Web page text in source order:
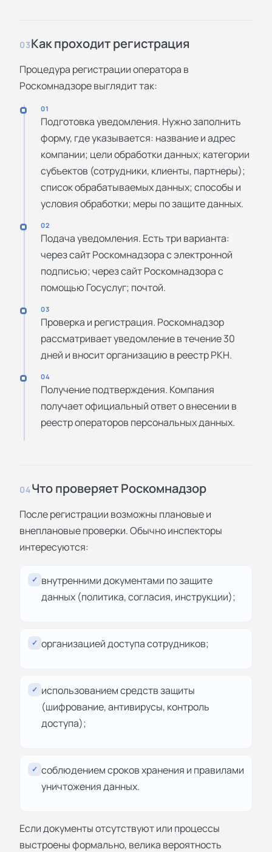
03Как проходит регистрация
Процедура регистрации оператора в
Роскомнадзоре выглядит так:
01
Подготовка уведомления. Нужно заполнить
форму, где указывается: название и адрес
компании; цели обработки данных; категории
субъектов (сотрудники, клиенты, партнеры);
список обрабатываемых данных; способы и
условия обработки; меры по защите данных.
02
Подача уведомления. Есть три варианта:
через сайт Роскомнадзора с электронной
подписью; через сайт Роскомнадзора с
помощью Госуслуг; почтой.
03
Проверка и регистрация. Роскомнадзор
рассматривает уведомление в течение 30
дней и вносит организацию в реестр РКН.
04
Получение подтверждения. Компания
получает официальный ответ о внесении в
реестр операторов персональных данных.
04Что проверяет Роскомнадзор
После регистрации возможны плановые и
внеплановые проверки. Обычно инспекторы
интересуются:
✓ внутренними документами по защите
данных (политика, согласия, инструкции);
✓ организацией доступа сотрудников;
✓ использованием средств защиты
(шифрование, антивирусы, контроль
доступа);
✓ соблюдением сроков хранения и правилами
уничтожения данных.
Если документы отсутствуют или процессы
выстроены формально, велика вероятность